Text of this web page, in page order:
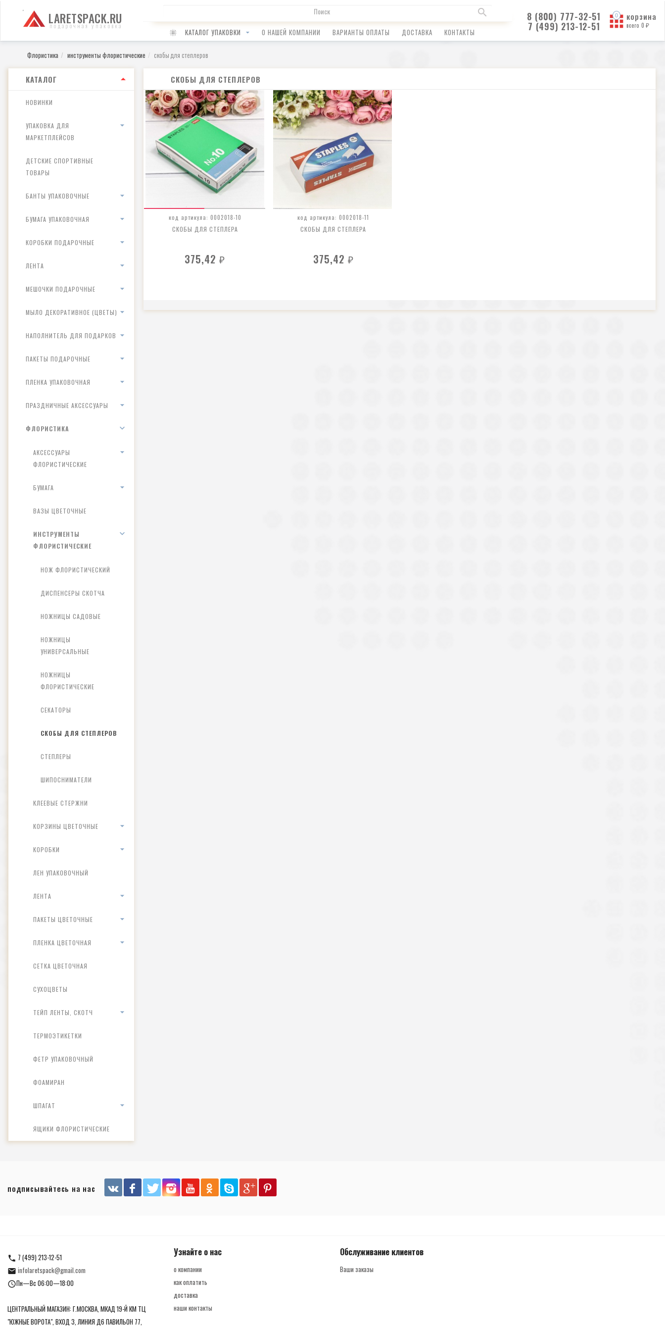
LARETSPACK.RU
подарочная упаковка
КАТАЛОГ УПАКОВКИ О НАШЕЙ КОМПАНИИ ВАРИАНТЫ ОПЛАТЫ ДОСТАВКА КОНТАКТЫ
8 (800) 777-32-51
7 (499) 213-12-51
корзина
всего 0₽
Флористика инструменты флористические скобы для степлеров
КАТАЛОГ
НОВИНКИ
УПАКОВКА ДЛЯ
МАРКЕТПЛЕЙСОВ
ДЕТСКИЕ СПОРТИВНЫЕ
ТОВАРЫ
БАНТЫ УПАКОВОЧНЫЕ
БУМАГА УПАКОВОЧНАЯ
КОРОБКИ ПОДАРОЧНЫЕ
ЛЕНТА
МЕШОЧКИ ПОДАРОЧНЫЕ
МЫЛО ДЕКОРАТИВНОЕ (ЦВЕТЫ)
НАПОЛНИТЕЛЬ ДЛЯ ПОДАРКОВ
ПАКЕТЫ ПОДАРОЧНЫЕ
ПЛЕНКА УПАКОВОЧНАЯ
ПРАЗДНИЧНЫЕ АКСЕССУАРЫ
ФЛОРИСТИКА
АКСЕССУАРЫ
ФЛОРИСТИЧЕСКИЕ
БУМАГА
ВАЗЫ ЦВЕТОЧНЫЕ
ИНСТРУМЕНТЫ
ФЛОРИСТИЧЕСКИЕ
НОЖ ФЛОРИСТИЧЕСКИЙ
ДИСПЕНСЕРЫ СКОТЧА
НОЖНИЦЫ САДОВЫЕ
НОЖНИЦЫ
УНИВЕРСАЛЬНЫЕ
НОЖНИЦЫ
ФЛОРИСТИЧЕСКИЕ
СЕКАТОРЫ
СКОБЫ ДЛЯ СТЕПЛЕРОВ
СТЕПЛЕРЫ
ШИПОСНИМАТЕЛИ
КЛЕЕВЫЕ СТЕРЖНИ
КОРЗИНЫ ЦВЕТОЧНЫЕ
КОРОБКИ
ЛЕН УПАКОВОЧНЫЙ
ЛЕНТА
ПАКЕТЫ ЦВЕТОЧНЫЕ
ПЛЕНКА ЦВЕТОЧНАЯ
СЕТКА ЦВЕТОЧНАЯ
СУХОЦВЕТЫ
ТЕЙП ЛЕНТЫ, СКОТЧ
ТЕРМОЭТИКЕТКИ
ФЕТР УПАКОВОЧНЫЙ
ФОАМИРАН
ШПАГАТ
ЯЩИКИ ФЛОРИСТИЧЕСКИЕ
СКОБЫ ДЛЯ СТЕПЛЕРОВ
код артикула: 0002018-10
СКОБЫ ДЛЯ СТЕПЛЕРА
375,42₽
код артикула: 0002018-11
СКОБЫ ДЛЯ СТЕПЛЕРА
375,42 ₽
подписывайтесь на нас
7 (499) 213-12-51
infolaretspack@gmail.com
Пн—Вс 06:00—18:00
ЦЕНТРАЛЬНЫЙ МАГАЗИН: Г.МОСКВА, МКАД 19-Й КМ ТЦ
"ЮЖНЫЕ ВОРОТА", ВХОД 3, ЛИНИЯ Д6 ПАВИЛЬОН 77,
Узнайте о нас
о компании
как оплатить
доставка
наши контакты
Обслуживание клиентов
Ваши заказы